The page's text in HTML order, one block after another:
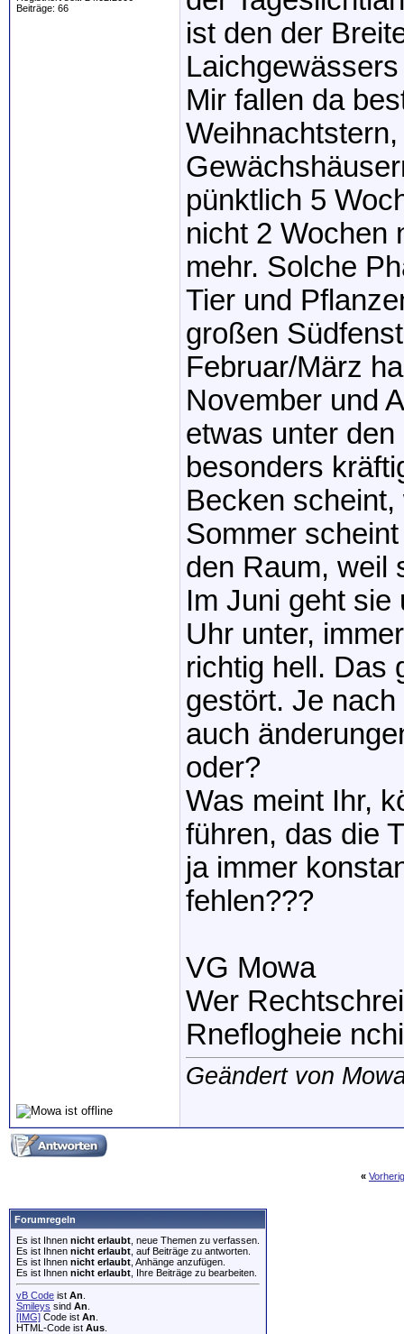
Beiträge: 66
ist den der
Mir fallen da
pünktlich 5
nicht 2 Wochen
mehr. Solche
Tier und
großen
Februar/März
November und
etwas unter
besonders
Becken
Sommer
den Raum, weil
Im Juni geht sie
Uhr unter,
richtig hell. Das
gestört. Je
auch
oder?
Was meint Ihr,
führen, das die
ja immer
fehlen???
VG Mowa
Wer
Rneflogheie
Geändert von
«
Forumregeln
Es ist Ihnen nicht erlaubt , neue Themen zu verfassen.
Es ist Ihnen nicht erlaubt , auf Beiträge zu antworten.
Es ist Ihnen nicht erlaubt , Anhänge anzufügen.
Es ist Ihnen nicht erlaubt , Ihre Beiträge zu bearbeiten.
vB Code ist An
Smileys sind An
[IMG] Code ist An
HTML-Code ist Aus